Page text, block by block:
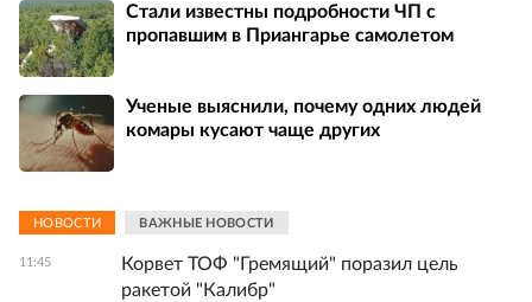
Стали известны подробности ЧП с
пропавшим в Приангарье самолетом
Ученые выяснили, почему одних людей
комары кусают чаще других
НОВОСТИ ВАЖНЫЕ НОВОСТИ
11:45
Корвет ТОФ "Гремящий" поразил цель
ракетой "Калибр"